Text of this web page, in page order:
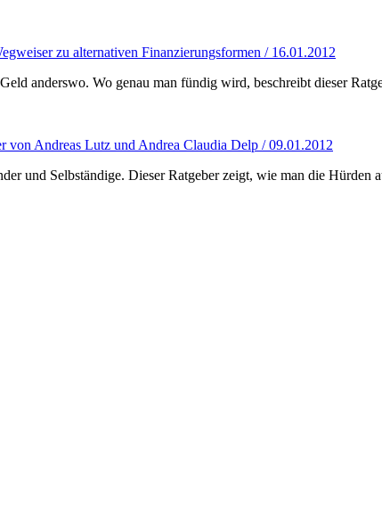
zu alternativen Finanzierungsformen / 16.01.2012
anderswo. Wo genau man fündig wird, beschreibt dieser
von Andreas Lutz und Andrea Claudia Delp / 09.01.2012
und Selbständige. Dieser Ratgeber zeigt, wie man die Hürden